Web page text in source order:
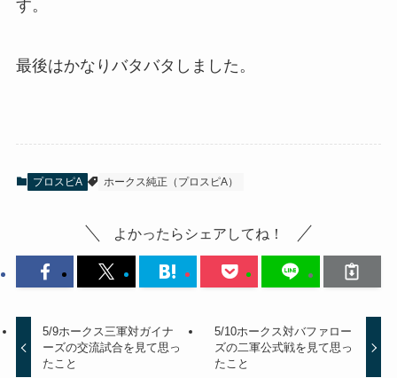
す。
最後はかなりバタバタしました。
プロスピA ホークス純正（プロスピA）
よかったらシェアしてね！
5/9ホークス三軍対ガイナ
ーズの交流試合を見て思っ
たこと
5/10ホークス対バファロー
ズの二軍公式戦を見て思っ
たこと